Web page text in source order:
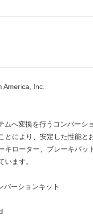
Inc.
へ変換を行うコンバーシ
により、安定した性能と
キローター、ブレーキパ
ます。
ーションキット